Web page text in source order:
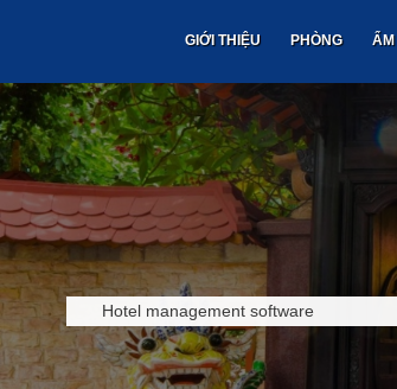
GIỚI THIỆU PHÒNG
Hotel management software